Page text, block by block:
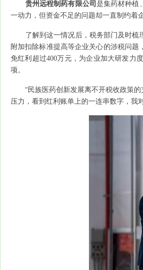
贵州远程制药有限公司 是集药材种植
一动力，但资金不足的问题却一直制约着
了解到这一情况后，税务部门及时梳理
附加扣除标准提高等企业关心的涉税问
免红利超过400万元，为企业加大研发力
项。
“民族医药创新发展离不开税收政策的
压力，看到红利账单上的一连串数字，我